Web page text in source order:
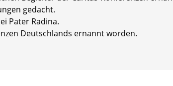
gedacht.
Pater Radina.
Deutschlands ernannt worden.